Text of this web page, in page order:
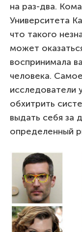
на раз-два.
Университета
что такого
может
воспринимала
человека.
исследователи
обхитрить
выдать себя за
определенный